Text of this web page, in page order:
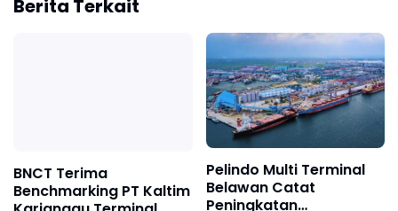
Berita Terkait
BNCT Terima
Benchmarking PT Kaltim
Pelindo Multi Terminal
Belawan Catat
Peningkatan